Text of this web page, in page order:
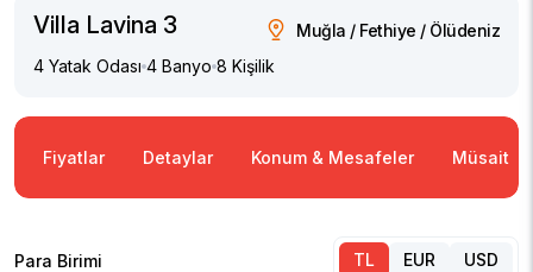
Villa Lavina 3
Muğla / Fethiye / Ölüdeniz
4 Yatak Odası 4 Banyo 8 Kişilik
Fiyatlar Detaylar Konum & Mesafeler Müsaitlik
Para Birimi TL EUR USD